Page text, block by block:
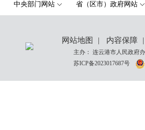
中央部门网站 省（区市）政府网站
网站地图 | 内容保障 |
主办： 连云港市人民政
苏ICP备2023017687号